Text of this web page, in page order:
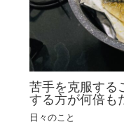
苦手を克服する
する方が何倍も
日々のこと